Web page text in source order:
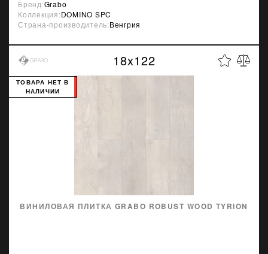
Бренд:Grabo
Коллекция:DOMINO SPC
Страна-производитель:Венгрия
18x122
ВИНИЛОВАЯ ПЛИТКА GRABO ROBUST WOOD TYRION
ТОВАРА НЕТ В
НАЛИЧИИ